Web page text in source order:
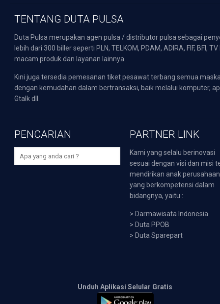
TENTANG DUTA PULSA
Duta Pulsa merupakan agen pulsa / distributor pulsa sebagai
lebih dari 300 biller seperti PLN, TELKOM, PDAM, ADIRA, FIF,
macam produk dan layanan lainnya.
Kini juga tersedia pemesanan tiket pesawat terbang semua
dengan kemudahan dalam bertransaksi, baik melalui komputer,
Gtalk dll.
PENCARIAN PARTNER LINK
Kami yang selalu berinovasi
sesuai dengan visi dan misi
mendirikan anak perusahaan
yang berkompetensi dalam
bidangnya, yaitu :
> Darmawisata Indonesia
> Duta PPOB
> Duta Sparepart
Unduh Aplikasi Selular Gratis